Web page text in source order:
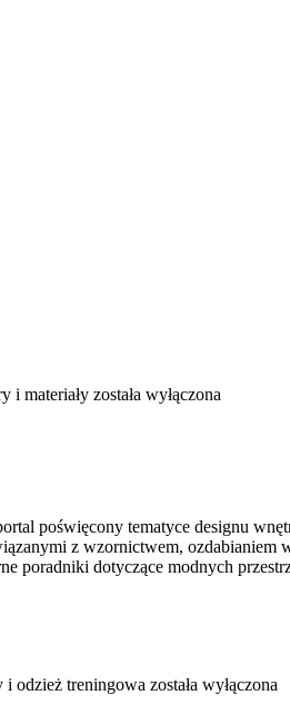
i materiały została wyłączona
poświęcony tematyce designu
z wzornictwem,
poradniki dotyczące modnych
i odzież treningowa została wyłączona